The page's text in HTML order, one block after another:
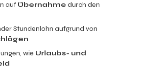
auf Übernahmedurch den
Stundenlohn aufgrund von
wie Urlaubs- und